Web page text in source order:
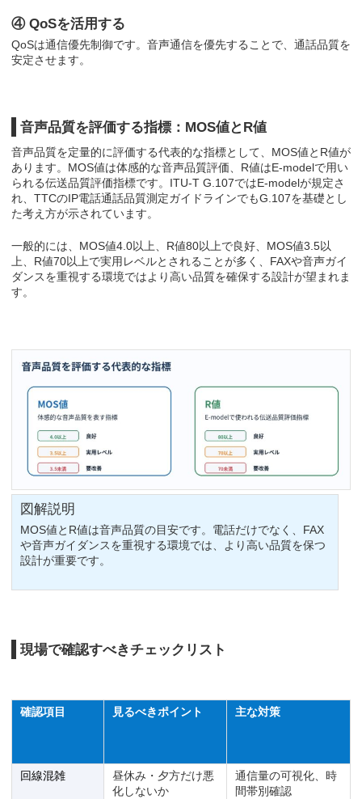
④ QoSを活用する
QoSは通信優先制御です。音声通信を優先することで、通話品質を
安定させます。
音声品質を評価する指標：MOS値とR値
音声品質を定量的に評価する代表的な指標として、MOS値とR値が
あります。MOS値は体感的な音声品質評価、R値はE-modelで用い
られる伝送品質評価指標です。ITU-T G.107ではE-modelが規定さ
れ、TTCのIP電話通話品質測定ガイドラインでもG.107を基礎とし
た考え方が示されています。
一般的には、MOS値4.0以上、R値80以上で良好、MOS値3.5以
上、R値70以上で実用レベルとされることが多く、FAXや音声ガイ
ダンスを重視する環境ではより高い品質を確保する設計が望まれま
す。
図解説明
MOS値とR値は音声品質の目安です。電話だけでなく、FAX
や音声ガイダンスを重視する環境では、より高い品質を保つ
設計が重要です。
現場で確認すべきチェックリスト
確認項目 見るべきポイント 主な対策
回線混雑
昼休み・夕方だけ悪
化しないか
通信量の可視化、時
間帯別確認